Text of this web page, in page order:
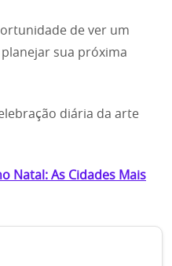
de ver um
sua próxima
diária da arte
Natal: As Cidades Mais